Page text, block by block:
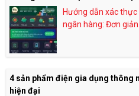
Hướng dẫn xác
ngân hàng: Đơn giản
4 sản phẩm điện gia dụng thông
hiện đại